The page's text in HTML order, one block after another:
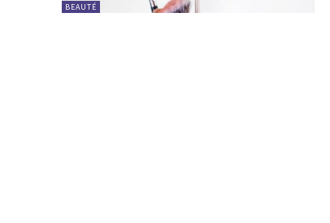
BEAUTÉ